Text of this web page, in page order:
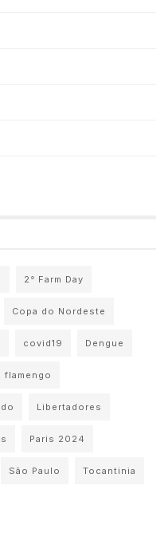
2° Farm Day
Copa do Nordeste
covid19 Dengue
flamengo
Libertadores
Paris 2024
São Paulo Tocantinia